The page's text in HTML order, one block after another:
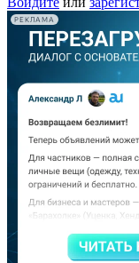
РЕКЛАМА